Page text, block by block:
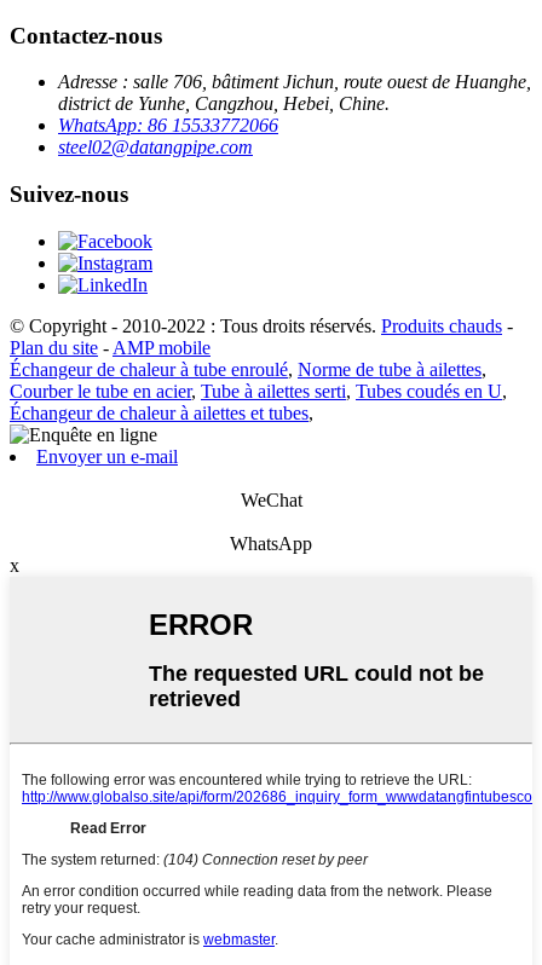
Contactez-nous
Adresse : salle 706, bâtiment Jichun, route ouest de Huanghe,
district de Yunhe, Cangzhou, Hebei, Chine.
WhatsApp: 86 15533772066
steel02@datangpipe.com
Suivez-nous
© Copyright - 2010-2022 : Tous droits réservés. Produits chauds -
Plan du site - AMP mobile
Échangeur de chaleur à tube enroulé, Norme de tube à ailettes,
Courber le tube en acier, Tube à ailettes serti, Tubes coudés en U,
Échangeur de chaleur à ailettes et tubes,
Envoyer un e-mail
WeChat
WhatsApp
x